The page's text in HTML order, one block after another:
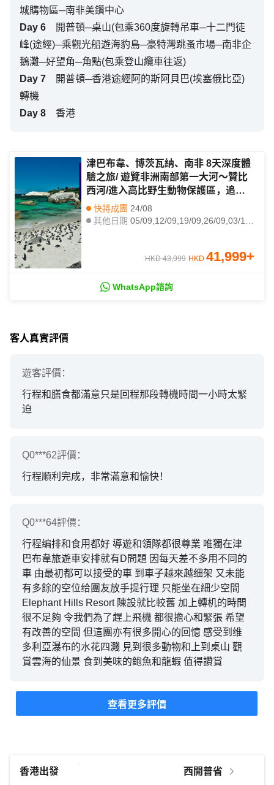
城購物區─南非美鑽中心
Day 6
開普頓─桌山(包乘360度旋轉吊車─十二門徒
峰(途經)─乘觀光船遊海豹島─豪特灣跳蚤市場─南非企
鵝灘─好望角─角點(包乘登山纜車往返)
Day 7
開普頓─香港途經阿的斯阿貝巴(埃塞俄比亞)
轉機
Day 8 香港
津巴布韋、博茨瓦納、南非 8天深度體
驗之旅/ 遊覽非洲南部第一大河～贊比
西河/進入高比野生動物保護區，追蹤
及近距離觀看野生動物／品嚐原隻龍
蝦、海鮮拼盤、【原隻南非鮑魚】全鮑
快將成團 24/08
其他日期 05/09,12/09,19/09,26/09,03/10,10/10,17/10,10/04,17/04,24/04,01/05,08/05,15/05,22/05,29/05,05/06,12/06,19/06,03/07,10/07
HKD 43,999 HKD 41,999+
WhatsApp諮詢
客人真實評價
遊客評價：
行程和膳食都滿意只是回程那段轉機時間一小時太緊
迫
Q0***62評價：
行程順利完成，非常滿意和愉快！
Q0***64評價：
行程编排和食用都好 導遊和領隊都很尊業 唯獨在津
巴布韋旅遊車安排就有D問題 因每天差不多用不同的
車 由最初都可以接受的車 到車子越來越细架 又未能
有多餘的空位给團友放手提行理 只能坐在細少空間
Elephant Hills Resort 陳設就比較舊 加上轉机的時間
很不足夠 令我們為了趕上飛機 都很擔心和緊張 希望
有改善的空間 但這團亦有很多開心的回憶 感受到维
多利亞瀑布的水花四濺 見到很多動物和上到桌山 觀
賞雲海的仙景 食到美味的鲍魚和龍蝦 值得讚賞
查看更多評價